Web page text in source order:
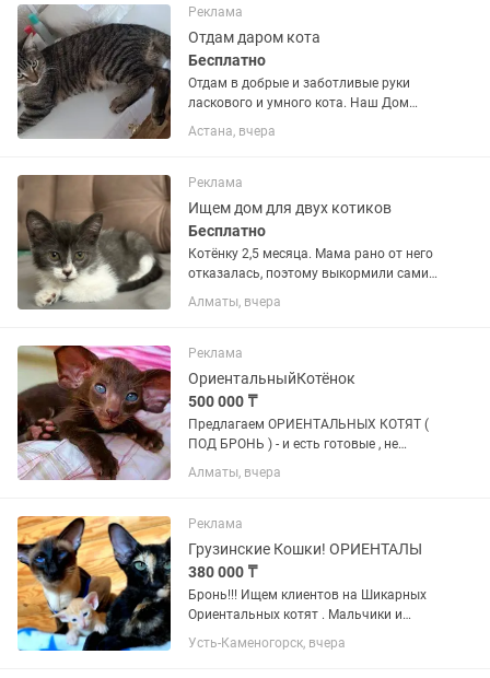
можно наблюдать бесконечно 😊 Пока
котята не...
Реклама
Отдам даром кота
Бесплатно
Отдам в добрые и заботливые руки
ласкового и умного кота. Наш Дом
здоровый, приучен к лотку,
дружелюбный и спокойный. Ищем для
вопросам пишите или звоните.
Астана, вчера
Реклама
Ищем дом для двух котиков
Бесплатно
Котёнку 2,5 месяца. Мама рано от него
отказалась, поэтому выкормили сами.
Малыш активный, игривый, лоток
знает хорошо. Всё это время рядом с
который стал ему...
Алматы, вчера
Реклама
ОриентальныйКотёнок
500 000 ₸
Пpeдлaгаeм ОРИЕНТАЛЬНЫХ КОТЯТ (
ПОД БРОНЬ ) - и есть готовые , не
просто котят, a готoвое счаcтье в
Ушастoм Фopмaтe ! Пoчeму oриентaлы
ГИПЕРКОНТАКТНЫЕ : Этo не
питoмцы-...
Алматы, вчера
Реклама
Грузинские Кошки! ОРИЕНТАЛЫ
380 000 ₸
Бронь!!! Ищем клиентов на Шикарных
Ориентальных котят . Мальчики и
Девочки - коты и кошки . Окрас Черный
ЭБОНИ, Черное Пятно, Шоколад,
Усть-Каменогорск, вчера